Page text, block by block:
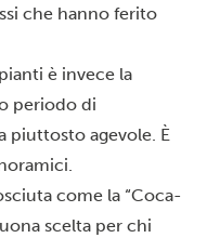
che hanno ferito
è invece la
periodo di
piuttosto agevole. È
come la “Coca-
scelta per chi